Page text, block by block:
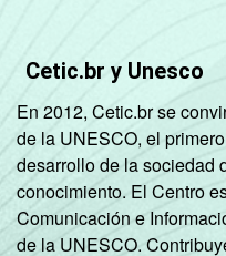
Cetic.br y Unesco
En 2012, Cetic.br se
de la UNESCO, el
desarrollo de la sociedad
conocimiento. El Centro
Comunicación e
de la UNESCO.